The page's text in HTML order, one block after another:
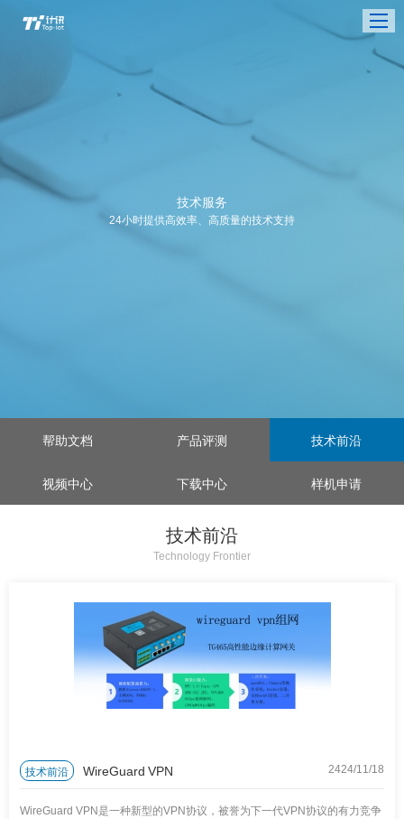
技术服务
24小时提供高效率、高质量的技术支持
帮助文档 产品评测 技术前沿
视频中心 下载中心 样机申请
技术前沿
Technology Frontier
/18
2424/11
技术前沿 WireGuard VPN
WireGuard VPN是一种新型的VPN协议，被誉为下一代VPN协议的有力竞争